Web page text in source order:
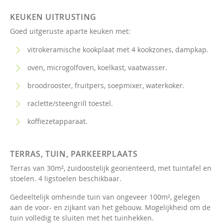
KEUKEN UITRUSTING
Goed uitgeruste aparte keuken met:
vitrokeramische kookplaat met 4 kookzones, dampkap.
oven, microgolfoven, koelkast, vaatwasser.
broodrooster, fruitpers, soepmixer, waterkoker.
raclette/steengrill toestel.
koffiezetapparaat.
TERRAS, TUIN, PARKEERPLAATS
Terras van 30m², zuidoostelijk georiënteerd, met tuintafel en
stoelen. 4 ligstoelen beschikbaar.
Gedeeltelijk omheinde tuin van ongeveer 100m², gelegen
aan de voor- en zijkant van het gebouw. Mogelijkheid om de
tuin volledig te sluiten met het tuinhekken.